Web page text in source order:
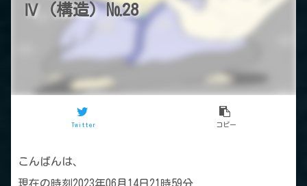
Ⅳ（構造）№28
Twitter コピー
こんばんは、
現在の時刻2023年06月14日21時59分